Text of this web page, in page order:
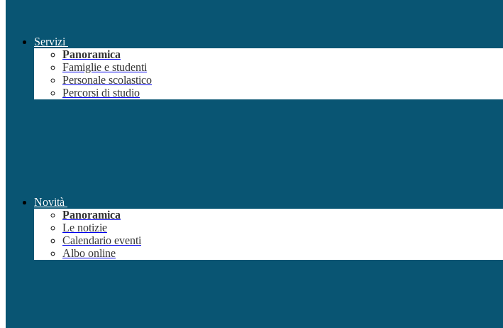
Servizi
Panoramica
Famiglie e studenti
Personale scolastico
Percorsi di studio
Novità
Panoramica
Le notizie
Calendario eventi
Albo online